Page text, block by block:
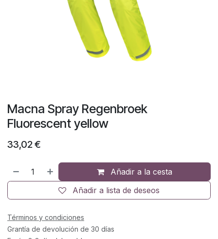
Macna Spray Regenbroek
Fluorescent yellow
33,02€
Añadir a la cesta
Añadir a lista de deseos
Términos y condiciones
Grantía de devolución de 30 días